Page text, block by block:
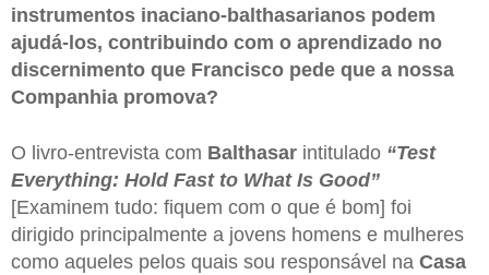
instrumentos inaciano-balthasarianos podem
ajudá-los, contribuindo com o aprendizado no
discernimento que Francisco pede que a nossa
Companhia promova?
O livro-entrevista com Balthasar intitulado “Test
Everything: Hold Fast to What Is Good”
[Examinem tudo: fiquem com o que é bom] foi
dirigido principalmente a jovens homens e mulheres
como aqueles pelos quais sou responsável na Casa